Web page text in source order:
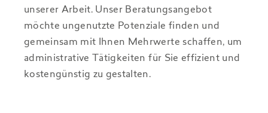
unserer Arbeit. Unser Beratungsangebot
möchte ungenutzte Potenziale finden und
gemeinsam mit Ihnen Mehrwerte schaffen, um
administrative Tätigkeiten für Sie effizient und
kostengünstig zu gestalten.